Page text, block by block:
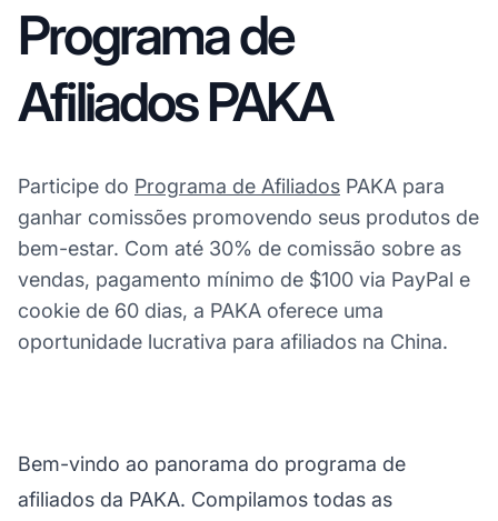
Programa de
Afiliados PAKA
Participe do Programa de Afiliados PAKA para
ganhar comissões promovendo seus produtos de
bem-estar. Com até 30% de comissão sobre as
vendas, pagamento mínimo de $100 via PayPal e
cookie de 60 dias, a PAKA oferece uma
oportunidade lucrativa para afiliados na China.
Bem-vindo ao panorama do programa de
afiliados da PAKA. Compilamos todas as